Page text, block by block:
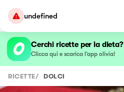
undefined
Cerchi ricette per la dieta?
Clicca qui e scarica l’app olivia!
RICETTE/ DOLCI